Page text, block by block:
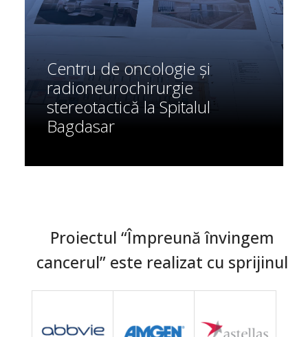
Centru de oncologie şi
radioneurochirurgie
stereotactică la Spitalul
Bagdasar
Proiectul “Împreună învingem
cancerul” este realizat cu sprijinul